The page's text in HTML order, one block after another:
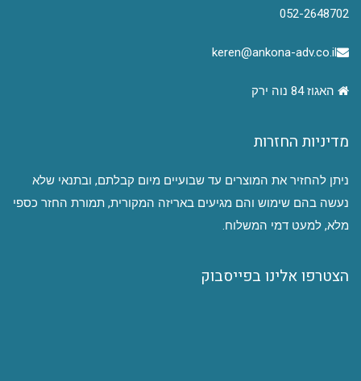
052-2648702
keren@ankona-adv.co.il
האגוז 84 נוה ירק
מדיניות החזרות
ניתן להחזיר את המוצרים עד שבועיים מיום קבלתם, ובתנאי שלא
נעשה בהם שימוש והם מגיעים באריזה המקורית, תמורת החזר כספי
מלא, למעט דמי המשלוח.
הצטרפו אלינו בפייסבוק